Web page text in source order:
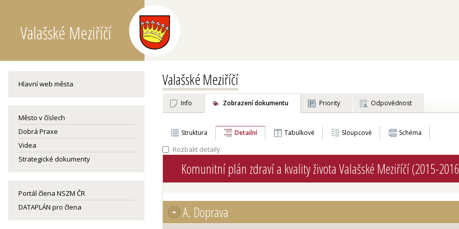
Valašské Meziříčí
Hlavní web města
Město v číslech
Dobrá Praxe
Videa
Strategické dokumenty
Portál člena NSZM ČR
DATAPLÁN pro člena
Valašské Meziříčí
Info Zobrazení dokumentu Priority Odpovědnost
Struktura Detailní Tabulkové Sloupcové Schéma
Rozbalit detaily
Komunitní plán zdraví a kvality života Valašské Meziříčí (2015-
A. Doprava